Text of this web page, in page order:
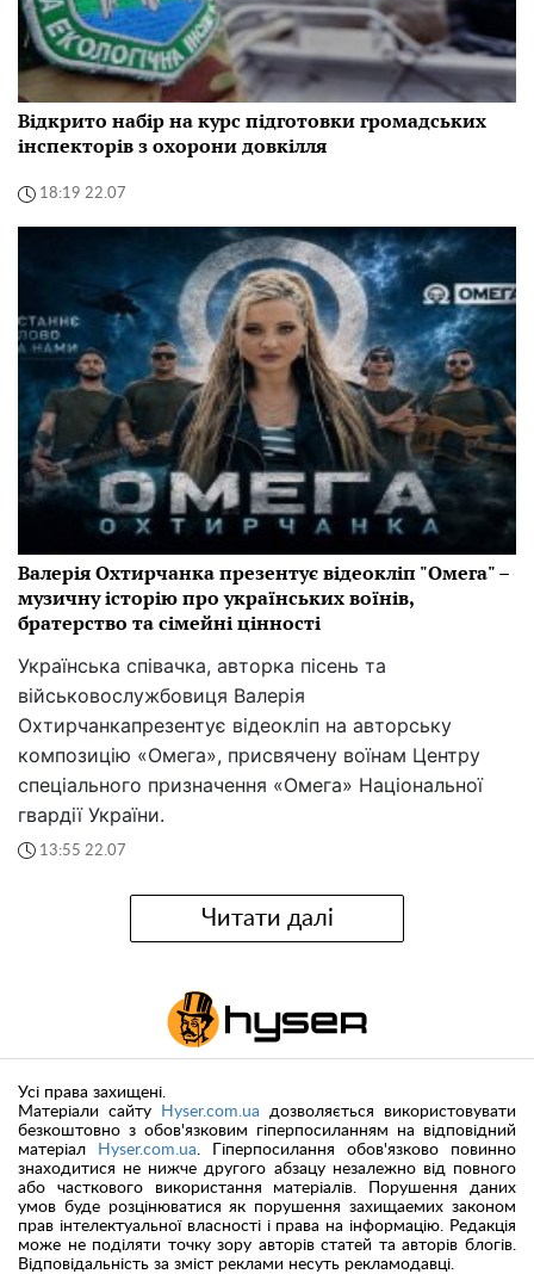
Відкрито набір на курс підготовки громадських
інспекторів з охорони довкілля
18:19 22.07
Валерія Охтирчанка презентує відеокліп "Омега" –
музичну історію про українських воїнів,
братерство та сімейні цінності
Українська співачка, авторка пісень та
військовослужбовиця Валерія
Охтирчанкапрезентує відеокліп на авторську
композицію «Омега», присвячену воїнам Центру
спеціального призначення «Омега» Національної
гвардії України.
13:55 22.07
Читати далі
Усі права захищені.
Матеріали сайту
Hyser.com.ua дозволяється використовувати
безкоштовно з обов'язковим гіперпосиланням на відповідний
матеріал
Hyser.com.ua. Гіперпосилання обов'язково повинно
знаходитися не нижче другого абзацу незалежно від повного
або часткового використання матеріалів. Порушення даних
умов буде розцінюватися як порушення захищаемих законом
прав інтелектуальної власності і права на інформацію. Редакція
може не поділяти точку зору авторів статей та авторів блогів.
Відповідальність за зміст реклами несуть рекламодавці.